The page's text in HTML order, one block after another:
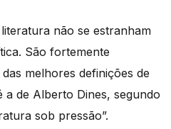
não se estranham
São fortemente
melhores definições de
de Alberto Dines, segundo
sob pressão”.